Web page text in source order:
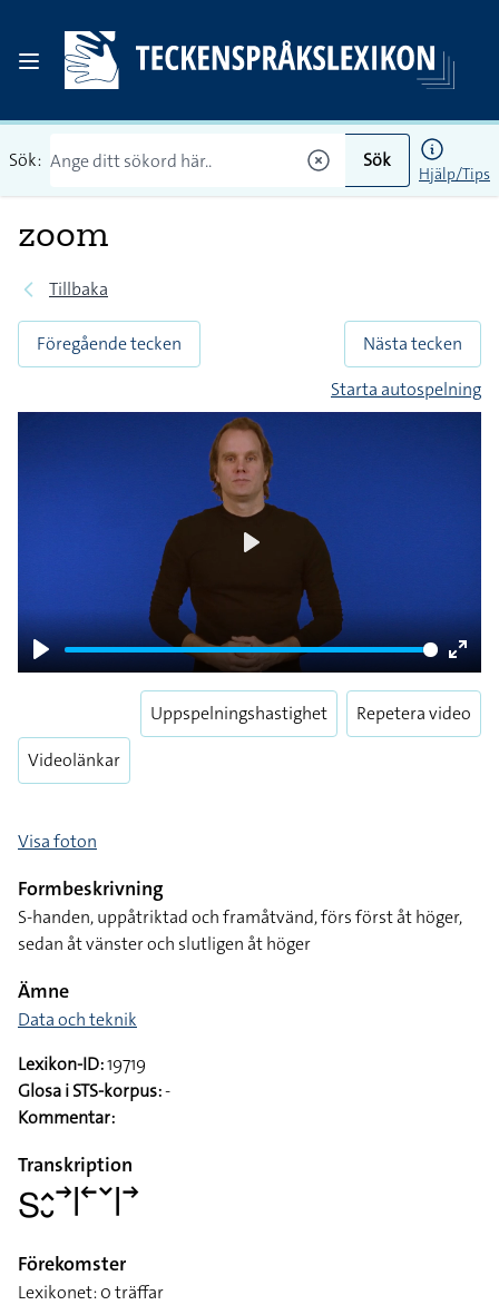
Sök: Sök
Hjälp/Tips
zoom
Tillbaka
Föregående tecken
Nästa tecken
Starta autospelning
Play
Enter
Videolänkar
Uppspelningshastighet Repetera video
Visa foton
Formbeskrivning
S-handen, uppåtriktad och framåtvänd, förs först åt höger,
sedan åt vänster och slutligen åt höger
Ämne
Data och teknik
Lexikon-ID:19719
Glosa i STS-korpus:-
Kommentar:
Transkription
􌥅􌤵􌤷􌥣􌥼􌥢􌥧􌥼􌥣
Förekomster
Lexikonet: 0 träffar